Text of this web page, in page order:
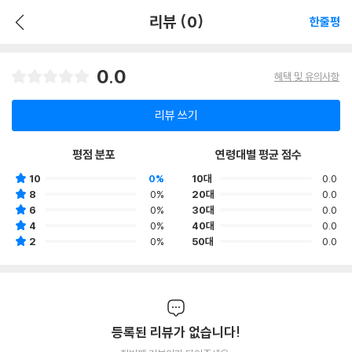
리뷰 (0) 한줄평
0.0 혜택 및 유의사항
리뷰 쓰기
평점 분포
10
0%
8
0%
6
0%
4
0%
2
0%
연령대별 평균 점수
10대
0.0
20대
0.0
30대
0.0
40대
0.0
50대
0.0
등록된 리뷰가 없습니다!